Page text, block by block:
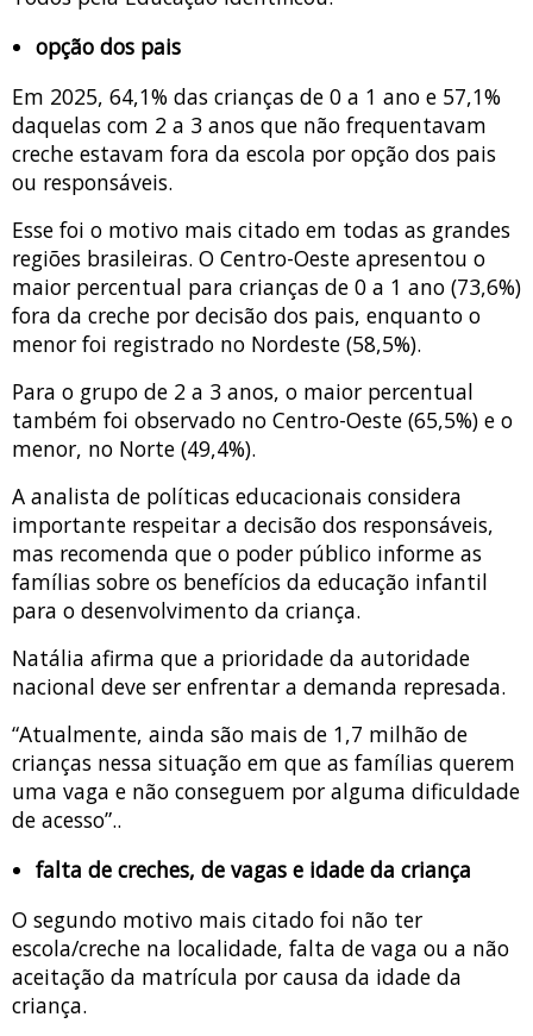
opção dos pais
Em 2025, 64,1% das crianças de 0 a 1 ano e 57,1%
daquelas com 2 a 3 anos que não frequentavam
creche estavam fora da escola por opção dos pais
ou responsáveis.
Esse foi o motivo mais citado em todas as grandes
regiões brasileiras. O Centro-Oeste apresentou o
maior percentual para crianças de 0 a 1 ano (73,6%)
fora da creche por decisão dos pais, enquanto o
menor foi registrado no Nordeste (58,5%).
Para o grupo de 2 a 3 anos, o maior percentual
também foi observado no Centro-Oeste (65,5%) e o
menor, no Norte (49,4%).
A analista de políticas educacionais considera
importante respeitar a decisão dos responsáveis,
mas recomenda que o poder público informe as
famílias sobre os benefícios da educação infantil
para o desenvolvimento da criança.
Natália afirma que a prioridade da autoridade
nacional deve ser enfrentar a demanda represada.
“Atualmente, ainda são mais de 1,7 milhão de
crianças nessa situação em que as famílias querem
uma vaga e não conseguem por alguma dificuldade
de acesso”..
falta de creches, de vagas e idade da criança
O segundo motivo mais citado foi não ter
escola/creche na localidade, falta de vaga ou a não
aceitação da matrícula por causa da idade da
criança.